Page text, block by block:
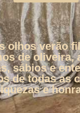
olhos verão
de oliveira,
sábios e
de todas as
e